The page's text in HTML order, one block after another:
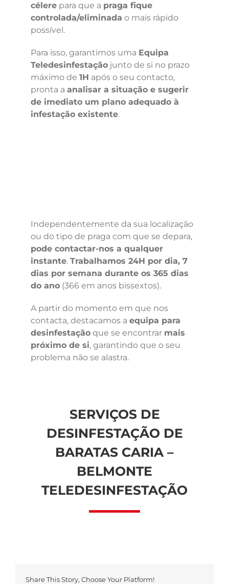
célere para que a praga fique
controlada/eliminada o mais rápido
possível.
Para isso, garantimos uma Equipa
Teledesinfestação junto de si no prazo
máximo de 1H após o seu contacto,
pronta a analisar a situação e sugerir
de imediato um plano adequado à
infestação existente.
Independentemente da sua localização
ou do tipo de praga com que se depara,
pode contactar-nos a qualquer
instante. Trabalhamos 24H por dia, 7
dias por semana durante os 365 dias
do ano (366 em anos bissextos).
A partir do momento em que nos
contacta, destacamos a equipa para
desinfestação que se encontrar mais
próximo de si, garantindo que o seu
problema não se alastra.
SERVIÇOS DE
DESINFESTAÇÃO DE
BARATAS CARIA –
BELMONTE
TELEDESINFESTAÇÃO
Share This Story, Choose Your Platform!